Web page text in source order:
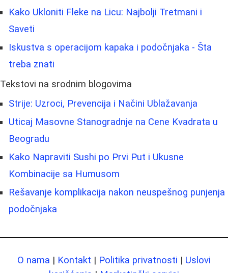
Kako Ukloniti Fleke na Licu: Najbolji Tretmani i
Saveti
Iskustva s operacijom kapaka i podočnjaka - Šta
treba znati
Tekstovi na srodnim blogovima
Strije: Uzroci, Prevencija i Načini Ublažavanja
Uticaj Masovne Stanogradnje na Cene Kvadrata u
Beogradu
Kako Napraviti Sushi po Prvi Put i Ukusne
Kombinacije sa Humusom
Rešavanje komplikacija nakon neuspešnog punjenja
podočnjaka
O nama | Kontakt | Politika privatnosti | Uslovi